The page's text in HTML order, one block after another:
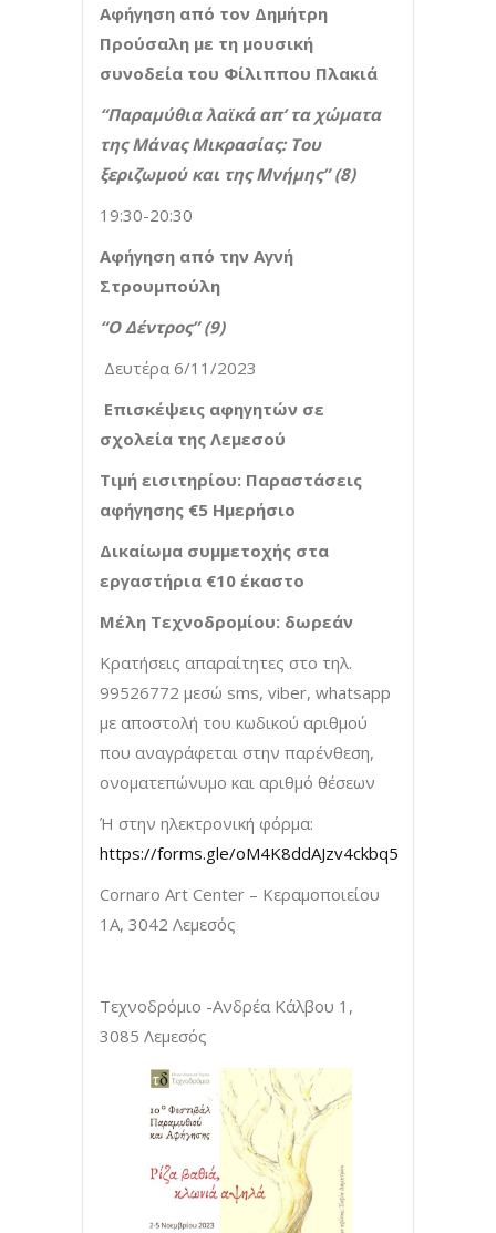
Αφήγηση από τον Δημήτρη
Προύσαλη με τη μουσική
συνοδεία του Φίλιππου Πλακιά
“Παραμύθια λαϊκά απ’ τα χώματα
της Μάνας Μικρασίας: Του
ξεριζωμού και της Μνήμης” (8)
19:30-20:30
Αφήγηση από την Αγνή
Στρουμπούλη
“Ο Δέντρος” (9)
Δευτέρα 6/11/2023
Επισκέψεις αφηγητών σε
σχολεία της Λεμεσού
Τιμή εισιτηρίου: Παραστάσεις
αφήγησης €5 Ημερήσιο
Δικαίωμα συμμετοχής στα
εργαστήρια €10 έκαστο
Μέλη Τεχνοδρομίου: δωρεάν
Κρατήσεις απαραίτητες στο τηλ.
99526772 μεσώ sms, viber, whatsapp
με αποστολή του κωδικού αριθμού
που αναγράφεται στην παρένθεση,
ονοματεπώνυμο και αριθμό θέσεων
Ή στην ηλεκτρονική φόρμα:
https://forms.gle/oM4K8ddAJzv4ckbq5
Cornaro Art Center – Κεραμοποιείου
1A, 3042 Λεμεσός
Τεχνοδρόμιο -Ανδρέα Κάλβου 1,
3085 Λεμεσός